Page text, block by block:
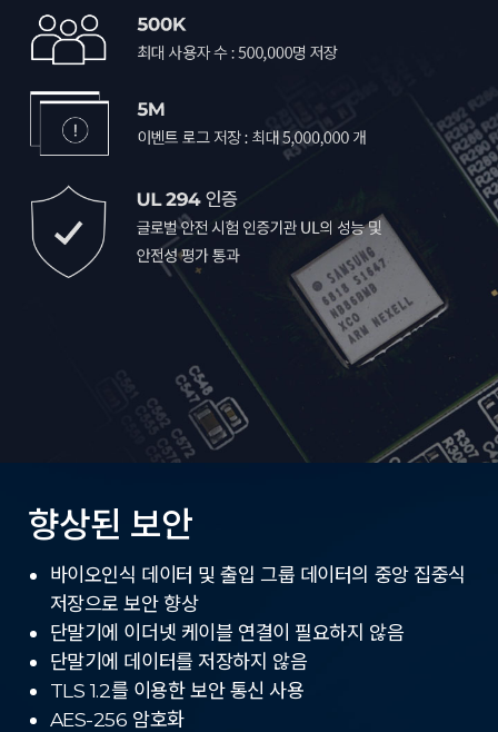
향상된 보안
바이오인식 데이터 및 출입 그룹 데이터의 중앙 집중식
저장으로 보안 향상
단말기에 이더넷 케이블 연결이 필요하지 않음
단말기에 데이터를 저장하지 않음
TLS 1.2를 이용한 보안 통신 사용
AES-256 암호화